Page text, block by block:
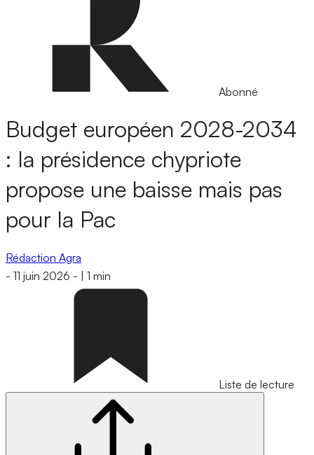
Abonné
Budget européen 2028-2034
: la présidence chypriote
propose une baisse mais pas
pour la Pac
Rédaction Agra
- 11 juin 2026 - 1 min
Liste de lecture